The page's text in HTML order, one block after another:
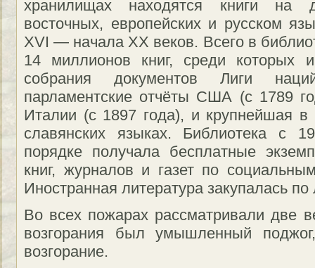
хранилищах находятся книги на
восточных, европейских и русском
XVI — начала XX веков. Всего в
14 миллионов книг, среди которых
собрания документов Лиги
парламентские отчёты США (с 1789
Италии (с 1897 года), и крупнейшая в
славянских языках. Библиотека с
порядке получала бесплатные
книг, журналов и газет по
Иностранная литература закупалась
Во всех пожарах рассматривали две
возгорания был умышленный
возгорание.